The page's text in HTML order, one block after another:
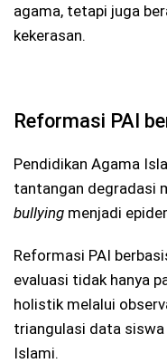
agama, tetapi juga
kekerasan.
Reformasi PAI
Pendidikan Agama
tantangan degradasi
bullying menjadi
Reformasi PAI
evaluasi tidak hanya
holistik melalui
triangulasi data
Islami.